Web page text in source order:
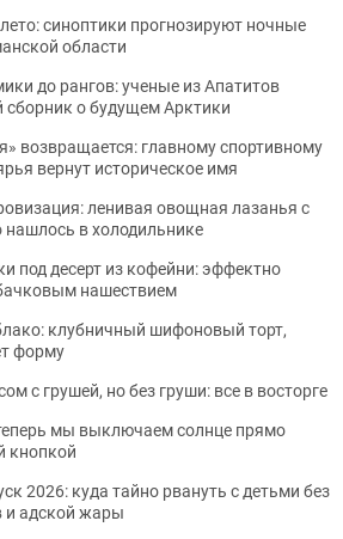
синоптики прогнозируют ночные
области
до рангов: ученые из Апатитов
сборник о будущем Арктики
возвращается: главному спортивному
вернут историческое имя
ленивая овощная лазанья с
нашлось в холодильнике
под десерт из кофейни: эффектно
нашествием
клубничный шифоновый торт,
форму
с грушей, но без груши: все в восторге
мы выключаем солнце прямо
кнопкой
2026: куда тайно рвануть с детьми без
и адской жары